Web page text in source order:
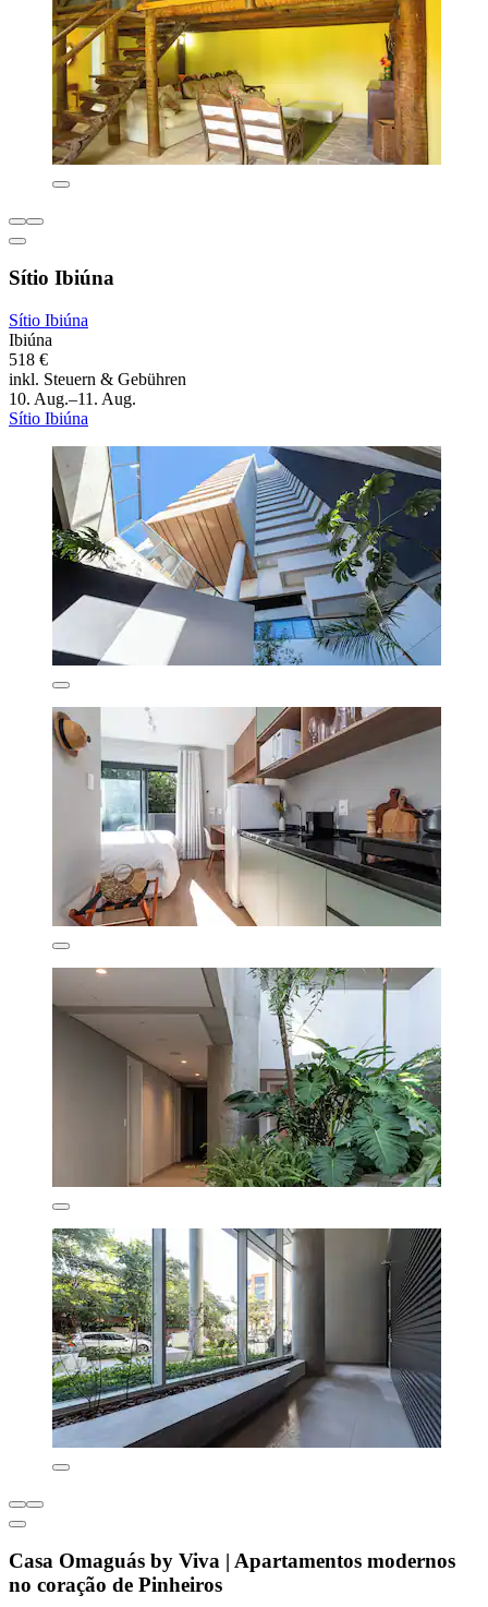
Sítio Ibiúna
Sítio Ibiúna
Ibiúna
518 €
inkl. Steuern & Gebühren
10. Aug.–11. Aug.
Sítio Ibiúna
Casa Omaguás by Viva | Apartamentos modernos
no coração de Pinheiros